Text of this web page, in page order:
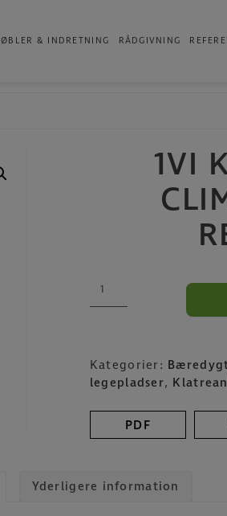
& INDRETNING RÅDGIVNING
1VI
1VI
antal
Kategorier:
legepladser,
PDF
Yderligere information